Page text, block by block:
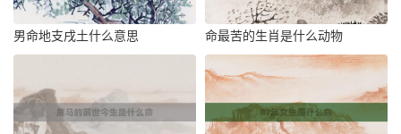
男命地支戌土什么意思 命最苦的生肖是什么动物